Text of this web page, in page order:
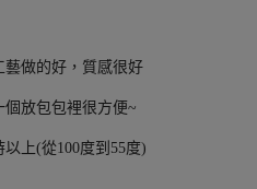
藝做的好，質感很好
個放包包裡很方便~
上(從100度到55度)